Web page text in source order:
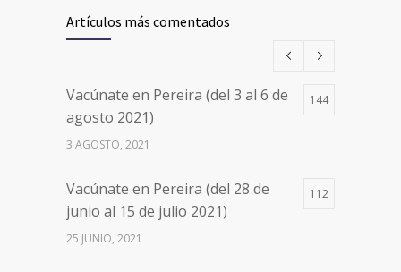
de agosto 2021) mayores de 20
años
Números de Teléfono y Horarios
de Atención para pedir Citas
Médicas en los 5 departamentos
Clínica Cancerológica de Boyacá,
Oncólogos del Occidente y Unión
de Cirujanos
Artículos más comentados
Vacúnate en Pereira (del 3 al 6 de
agosto 2021)
144
3 AGOSTO, 2021
Vacúnate en Pereira (del 28 de
junio al 15 de julio 2021)
112
25 JUNIO, 2021